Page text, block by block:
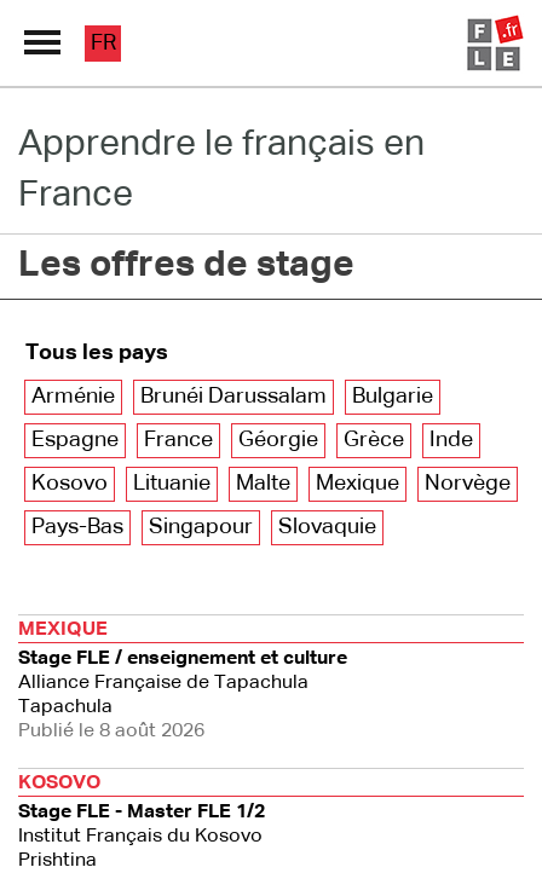
Grand Répertoire
Immersion France
Le français en ligne
FR
Apprendre le français en
France
Les offres de stage
Tous les pays
Arménie
Brunéi Darussalam
Bulgarie
Espagne
France Géorgie Grèce
Inde
Kosovo
Lituanie Malte Mexique
Norvège
Pays-Bas
Singapour Slovaquie
MEXIQUE
Stage FLE / enseignement et culture
Alliance Française de Tapachula
Tapachula
Publié le 8 août 2026
KOSOVO
Stage FLE - Master FLE 1/2
Institut Français du Kosovo
Prishtina